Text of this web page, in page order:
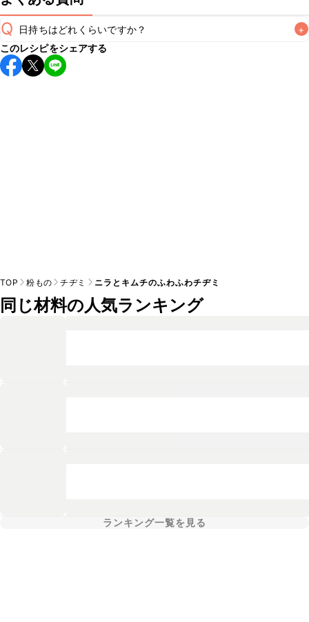
Q 日持ちはどれくらいですか？ +
保存期間は冷蔵で翌日中が目安です。なるべくお早めにお召
し上がりください。
このレシピをシェアする
TOP 粉もの チヂミ ニラとキムチのふわふわチヂミ
同じ材料の人気ランキング
ランキング一覧を見る